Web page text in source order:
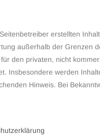
erstellten
außerhalb der Grenzen
den privaten, nicht
Insbesondere werden
Hinweis. Bei